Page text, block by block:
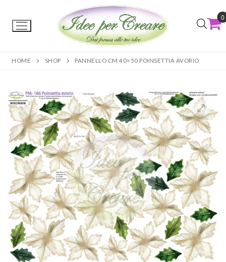
0
HOME SHOP PANNELLO CM 40×50 POINSETTIA AVORIO